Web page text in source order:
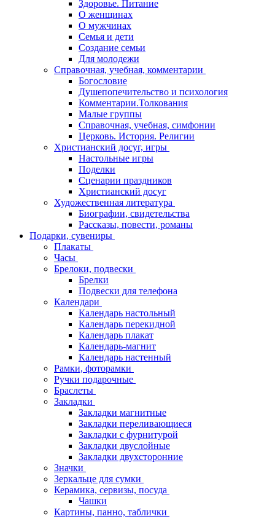
Здоровье. Питание
О женщинах
О мужчинах
Семья и дети
Создание семьи
Для молодежи
Справочная, учебная, комментарии
Богословие
Душепопечительство и психология
Комментарии.Толкования
Малые группы
Справочная, учебная, симфонии
Церковь. История. Религии
Христианский досуг, игры
Настольные игры
Поделки
Сценарии праздников
Христианский досуг
Художественная литература
Биографии, свидетельства
Рассказы, повести, романы
Подарки, сувениры
Плакаты
Часы
Брелоки, подвески
Брелки
Подвески для телефона
Календари
Календарь настольный
Календарь перекидной
Календарь плакат
Календарь-магнит
Календарь настенный
Рамки, фоторамки
Ручки подарочные
Браслеты
Закладки
Закладки магнитные
Закладки переливающиеся
Закладки с фурнитурой
Закладки двуслойные
Закладки двухсторонние
Значки
Зеркальце для сумки
Керамика, сервизы, посуда
Чашки
Картины, панно, таблички